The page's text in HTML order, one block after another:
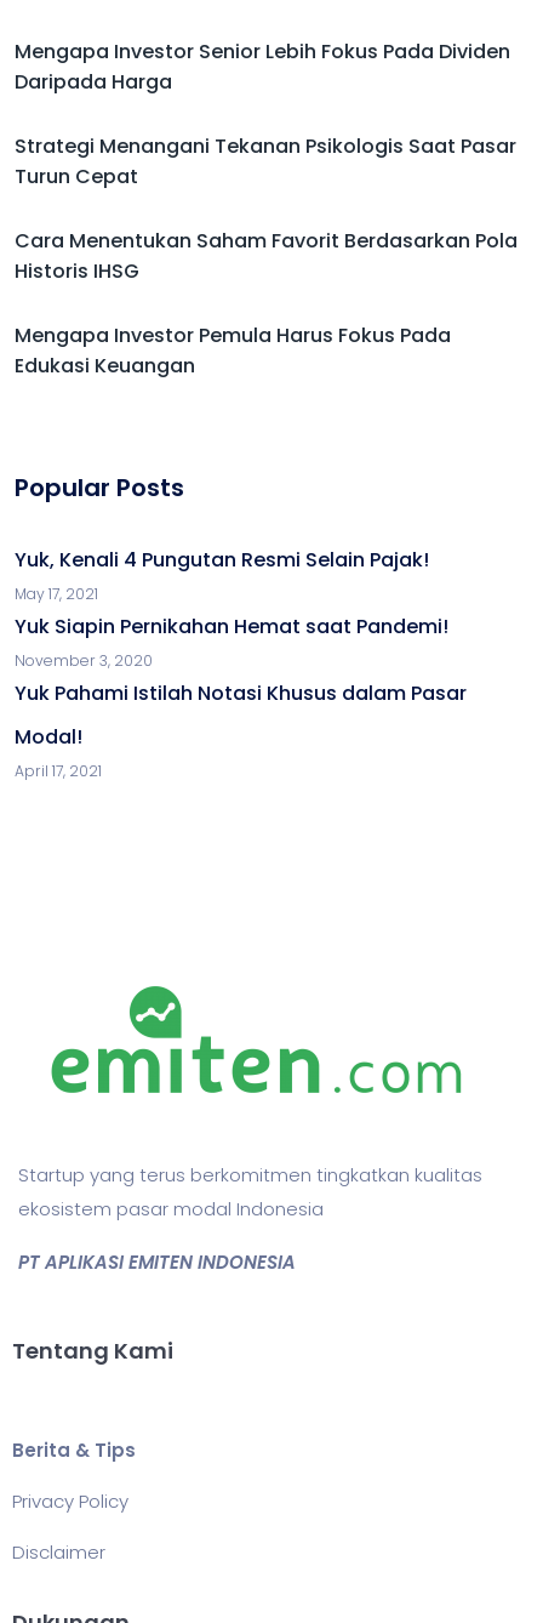
Mengapa Investor Senior Lebih Fokus Pada Dividen
Daripada Harga
Strategi Menangani Tekanan Psikologis Saat Pasar
Turun Cepat
Cara Menentukan Saham Favorit Berdasarkan Pola
Historis IHSG
Mengapa Investor Pemula Harus Fokus Pada
Edukasi Keuangan
Popular Posts
Yuk, Kenali 4 Pungutan Resmi Selain Pajak!
May 17, 2021
Yuk Siapin Pernikahan Hemat saat Pandemi!
November 3, 2020
Yuk Pahami Istilah Notasi Khusus dalam Pasar
Modal!
April 17, 2021
Startup yang terus berkomitmen tingkatkan kualitas
ekosistem pasar modal Indonesia
PT APLIKASI EMITEN INDONESIA
Tentang Kami
Berita & Tips
Privacy Policy
Disclaimer